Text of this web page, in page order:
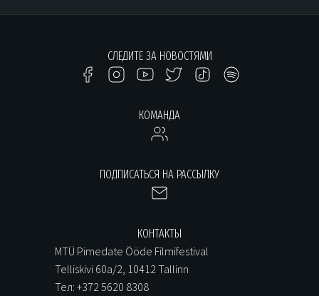
СЛЕДИТЕ ЗА НОВОСТЯМИ
КОМАНДА
ПОДПИСАТЬСЯ НА РАССЫЛКУ
КОНТАКТЫ
MTÜ Pimedate Ööde Filmifestival
Telliskivi 60a/2, 10412 Tallinn
Тел: +372 5620 8308